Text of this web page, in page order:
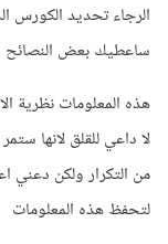
الرجاء تحديد الكورس
ساعطيك بعض النصائح
هذه المعلومات نظرية
لا داعي للقلق لانها
من التكرار ولكن
لتحفظ هذه المعلومات